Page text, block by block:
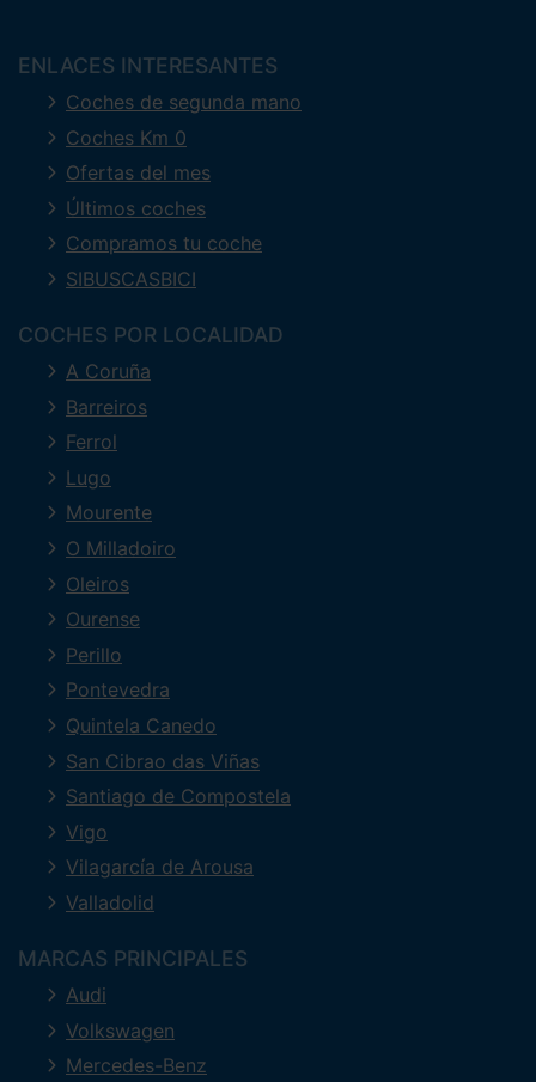
ENLACES INTERESANTES
Coches de segunda mano
Coches Km 0
Ofertas del mes
Últimos coches
Compramos tu coche
SIBUSCASBICI
COCHES POR LOCALIDAD
A Coruña
Barreiros
Ferrol
Lugo
Mourente
O Milladoiro
Oleiros
Ourense
Perillo
Pontevedra
Quintela Canedo
San Cibrao das Viñas
Santiago de Compostela
Vigo
Vilagarcía de Arousa
Valladolid
MARCAS PRINCIPALES
Audi
Volkswagen
Mercedes-Benz